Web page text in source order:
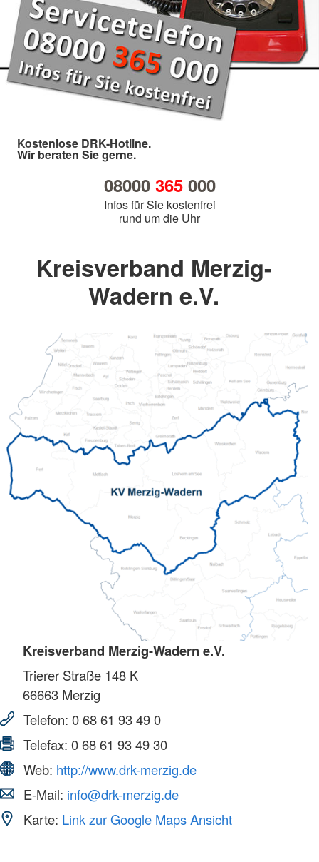
Kostenlose DRK-Hotline.
Wir beraten Sie gerne.
08000 365000
Infos für Sie kostenfrei
rund um die Uhr
Kreisverband Merzig-
Wadern e.V.
Kreisverband Merzig-Wadern e.V.
Trierer Straße 148 K
66663 Merzig
Telefon: 0 68 61 93 49 0
Telefax: 0 68 61 93 49 30
Web: http://www.drk-merzig.de
E-Mail: info@drk-merzig.de
Karte: Link zur Google Maps Ansicht